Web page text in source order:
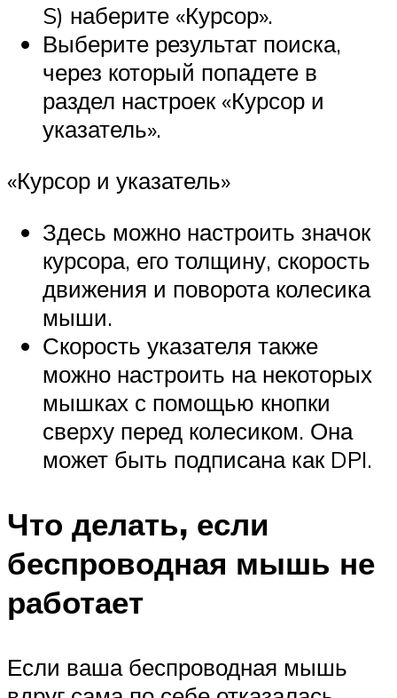
S) наберите «Курсор».
Выберите результат поиска,
через который попадете в
раздел настроек «Курсор и
указатель».
«Курсор и указатель»
Здесь можно настроить значок
курсора, его толщину, скорость
движения и поворота колесика
мыши.
Скорость указателя также
можно настроить на некоторых
мышках с помощью кнопки
сверху перед колесиком. Она
может быть подписана как DPI.
Что делать, если
беспроводная мышь не
работает
Если ваша беспроводная мышь